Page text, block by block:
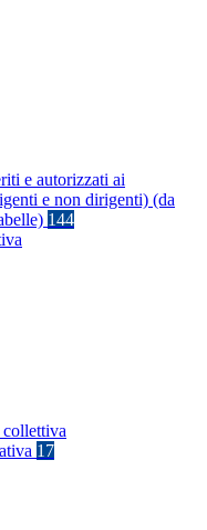
e autorizzati ai
e non dirigenti) (da
144
17